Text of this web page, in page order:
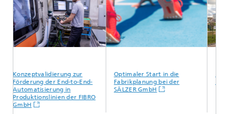
zur
der End-to-End-
in
der FIBRO
Optimaler Start in die
Fabrikplanung bei der
SÄLZER GmbH